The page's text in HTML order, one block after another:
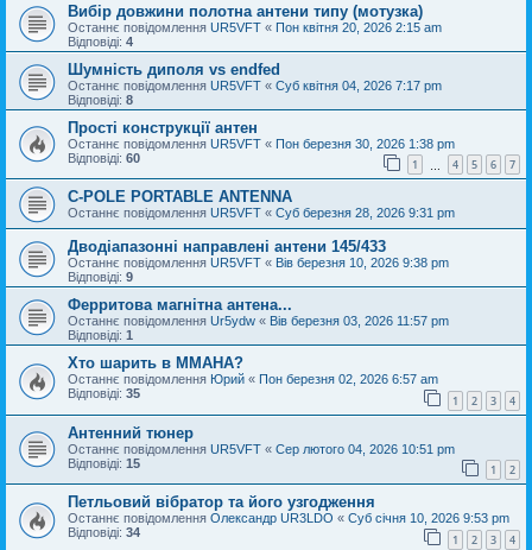
Вибір довжини полотна антени типу (мотузка)
Останнє повідомлення UR5VFT « Пон квітня 20, 2026 2:15 am
Відповіді: 4
Шумність диполя vs endfed
Останнє повідомлення UR5VFT « Суб квітня 04, 2026 7:17 pm
Відповіді: 8
Прості конструкції антен
Останнє повідомлення UR5VFT « Пон березня 30, 2026 1:38 pm
Відповіді: 60 1 4 5 6 7
C-POLE PORTABLE ANTENNA
Останнє повідомлення UR5VFT « Суб березня 28, 2026 9:31 pm
Дводіапазонні направлені антени 145/433
Останнє повідомлення UR5VFT « Вів березня 10, 2026 9:38 pm
Відповіді: 9
Ферритова магнітна антена...
Останнє повідомлення Ur5ydw « Вів березня 03, 2026 11:57 pm
Відповіді: 1
Хто шарить в ММАНА?
Останнє повідомлення Юрий « Пон березня 02, 2026 6:57 am
Відповіді: 35 1 2 3 4
Антенний тюнер
Останнє повідомлення UR5VFT « Сер лютого 04, 2026 10:51 pm
Відповіді: 15 1 2
Петльовий вібратор та його узгодження
Останнє повідомлення Oлександр UR3LDO « Суб січня 10, 2026 9:53 pm
Відповіді: 34 1 2 3 4